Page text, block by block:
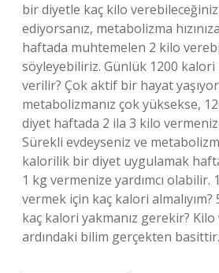
bir diyetle kaç kilo
ediyorsanız, metabolizma
haftada muhtemelen 2 kilo
söyleyebiliriz. Günlük 1200 kalori
verilir? Çok aktif bir hayat
metabolizmanız çok yüksekse,
diyet haftada 2 ila 3 kilo
Sürekli evdeyseniz ve
kalorilik bir diyet uygulamak
1 kg vermenize yardımcı olabilir.
vermek için kaç kalori
kaç kalori yakmanız gerekir?
ardındaki bilim gerçekten